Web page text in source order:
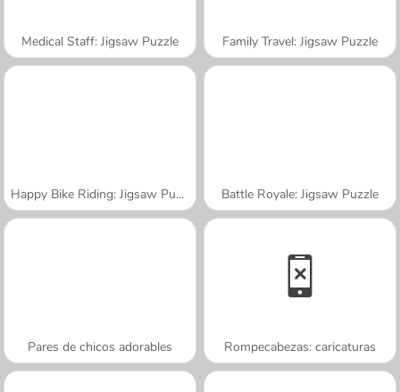
Medical Staff: Jigsaw Puzzle Family Travel: Jigsaw Puzzle
Happy Bike Riding: Jigsaw Puzzle Battle Royale: Jigsaw Puzzle
Pares de chicos adorables Rompecabezas: caricaturas